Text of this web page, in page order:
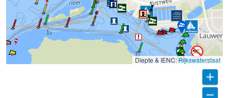
Diepte & IENC:Rijkswaterstaat